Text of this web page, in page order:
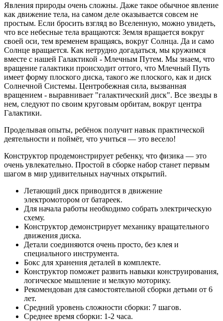
Явления природы очень сложны. Даже такое обычное явление
как движение тела, на самом деле оказывается совсем не
простым. Если бросить взгляд во Вселенную, можно увидеть,
что все небесные тела вращаются: Земля вращается вокруг
своей оси, тем временем вращаясь, вокруг Солнца. Да и само
Солнце вращается. Как нетрудно догадаться, мы кружимся
вместе с нашей Галактикой - Млечным Путем. Мы знаем, что
вращение галактики происходит оттого, что Млечный Путь
имеет форму плоского диска, такого же плоского, как и диск
Солнечной Системы. Центробежная сила, вызванная
вращением - выравнивает "галактический диск". Все звезды в
нем, следуют по своим круговым орбитам, вокруг центра
Галактики.
Проделывая опыты, ребёнок получит навык практической
деятельности и поймёт, что учиться — это весело!
Конструктор продемонстрирует ребенку, что физика — это
очень увлекательно. Простой в сборке набор станет первым
шагом в мир удивительных научных открытий.
Летающий диск приводится в движение
электромотором от батареек.
Для начала работы необходимо собрать электрическую
схему.
Конструктор демонстрирует механику вращательного
движения диска.
Детали соединяются очень просто, без клея и
специального инструмента.
Бокс для хранения деталей в комплекте.
Конструктор поможет развить навыки конструирования,
логическое мышление и мелкую моторику.
Рекомендован для самостоятельной сборки детьми от 6
лет.
Средний уровень сложности сборки: 7 шагов.
Среднее время сборки: 1-2 часа.